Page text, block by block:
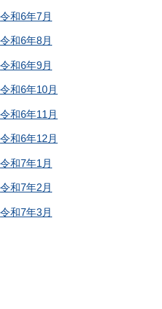
令和6年7月
令和6年8月
令和6年9月
令和6年10月
令和6年11月
令和6年12月
令和7年1月
令和7年2月
令和7年3月